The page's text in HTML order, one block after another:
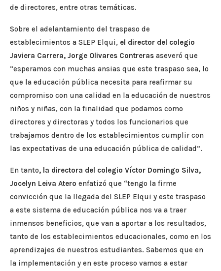
de directores, entre otras temáticas.
Sobre el adelantamiento del traspaso de
establecimientos a SLEP Elqui, el director del colegio
Javiera Carrera, Jorge Olivares Contreras aseveró que
“esperamos con muchas ansias que este traspaso sea, lo
que la educación pública necesita para reafirmar su
compromiso con una calidad en la educación de nuestros
niños y niñas, con la finalidad que podamos como
directores y directoras y todos los funcionarios que
trabajamos dentro de los establecimientos cumplir con
las expectativas de una educación pública de calidad”.
En tanto, la directora del colegio Víctor Domingo Silva,
Jocelyn Leiva Atero enfatizó que “tengo la firme
convicción que la llegada del SLEP Elqui y este traspaso
a este sistema de educación pública nos va a traer
inmensos beneficios, que van a aportar a los resultados,
tanto de los establecimientos educacionales, como en los
aprendizajes de nuestros estudiantes. Sabemos que en
la implementación y en este proceso vamos a estar